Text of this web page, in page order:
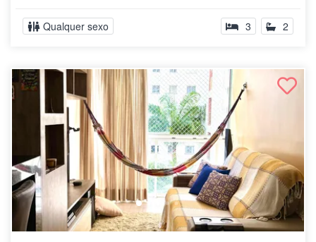
Qualquer sexo 3 2